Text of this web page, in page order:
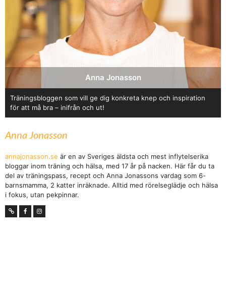
Anna Jonasson
Träningsbloggen som vill ge dig konkreta knep och inspiration
för att må bra – inifrån och ut!
Anna Jonasson
annajonasson.se är en av Sveriges äldsta och mest inflytelserika
bloggar inom träning och hälsa, med 17 år på nacken. Här får du ta
del av träningspass, recept och Anna Jonassons vardag som 6-
barnsmamma, 2 katter inräknade. Alltid med rörelseglädje och hälsa
i fokus, utan pekpinnar.